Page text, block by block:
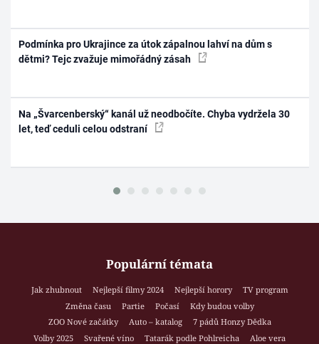
Podmínka pro Ukrajince za útok zápalnou lahví na dům s
dětmi? Tejc zvažuje mimořádný zásah
Na „Švarcenberský“ kanál už neodbočíte. Chyba vydržela 30
let, teď ceduli celou odstraní
Populární témata
Jak zhubnout Nejlepší filmy 2024 Nejlepší horory
TV program
Změna času
Partie Počasí
Kdy budou volby
ZOO Nové začátky
Auto – katalog
7 pádů Honzy Dědka
Volby 2025
Svařené víno Tatarák podle Pohlreicha
Aloe vera